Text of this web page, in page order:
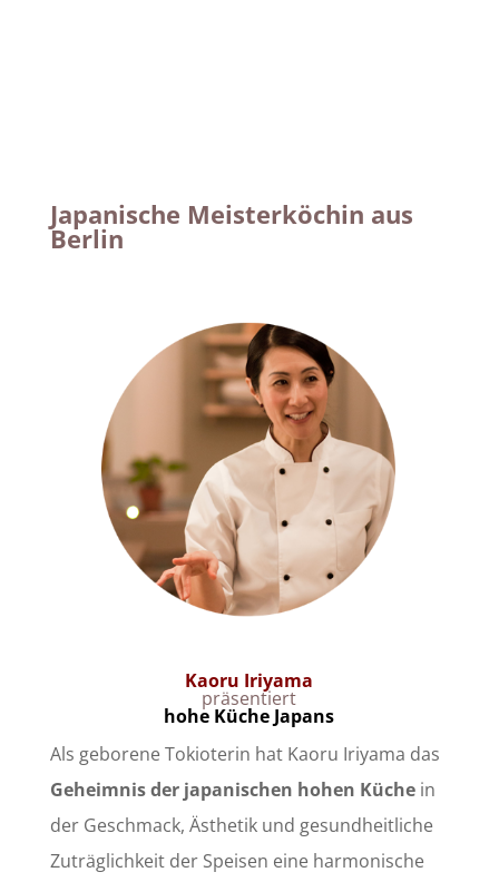
Japanische Meisterköchin aus
Berlin
Kaoru Iriyama
präsentiert
hohe Küche Japans
Als geborene Tokioterin hat Kaoru Iriyama das
Geheimnis der japanischen hohen Küchein
der Geschmack, Ästhetik und gesundheitliche
Zuträglichkeit der Speisen eine harmonische